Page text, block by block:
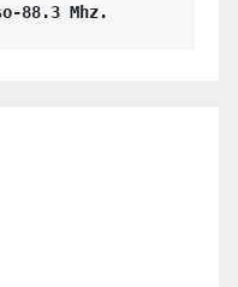
88.3 Mhz.